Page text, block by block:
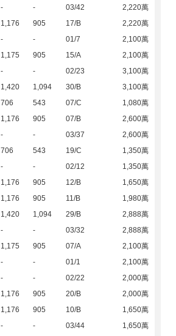
- - 03/42
2,220萬
1,176 905 17/B
2,220萬
- - 01/7
2,100萬
1,175 905 15/A
2,100萬
- - 02/23
3,100萬
1,420 1,094 30/B
3,100萬
706 543 07/C
1,080萬
1,176 905 07/B
2,600萬
- - 03/37
2,600萬
706 543 19/C
1,350萬
- - 02/12
1,350萬
1,176 905 12/B
1,650萬
1,176 905 11/B
1,980萬
1,420 1,094 29/B
2,888萬
- - 03/32
2,888萬
1,175 905 07/A
2,100萬
- - 01/1
2,100萬
- - 02/22
2,000萬
1,176 905 20/B
2,000萬
1,176 905 10/B
1,650萬
- - 03/44 1,650萬